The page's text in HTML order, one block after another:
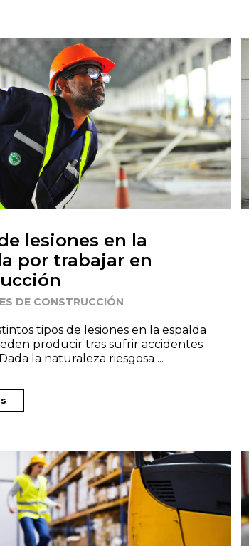
lesiones en la
por trabajar en
DE CONSTRUCCIÓN
tipos de lesiones en la espalda
producir tras sufrir accidentes
la naturaleza riesgosa ...